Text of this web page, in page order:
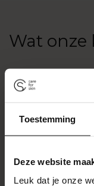
Toestemming
Deze website
Leuk dat je onze
Wat onze